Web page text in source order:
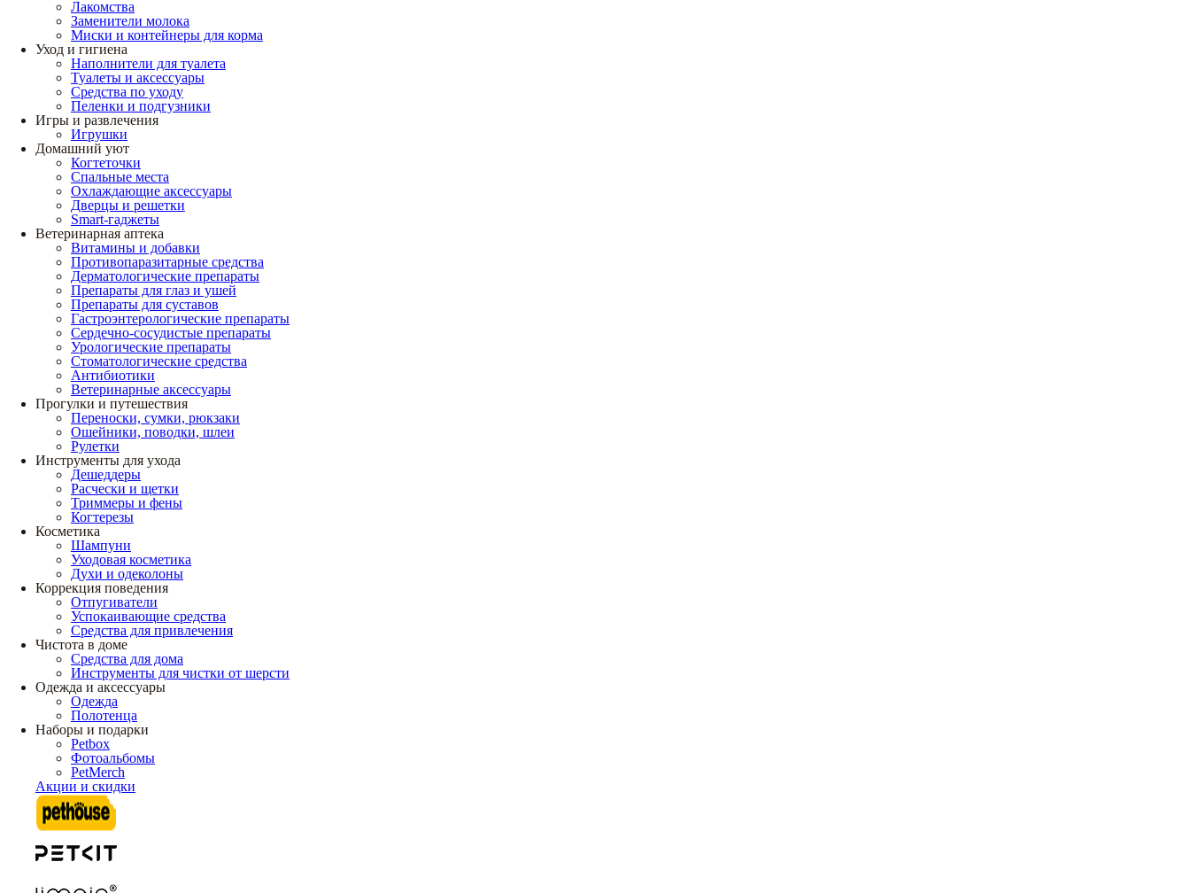
Лакомства
Заменители молока
Миски и контейнеры для корма
Уход и гигиена
Наполнители для туалета
Туалеты и аксессуары
Средства по уходу
Пеленки и подгузники
Игры и развлечения
Игрушки
Домашний уют
Когтеточки
Спальные места
Охлаждающие аксессуары
Дверцы и решетки
Smart-гаджеты
Ветеринарная аптека
Витамины и добавки
Противопаразитарные средства
Дерматологические препараты
Препараты для глаз и ушей
Препараты для суставов
Гастроэнтерологические препараты
Сердечно-сосудистые препараты
Урологические препараты
Стоматологические средства
Антибиотики
Ветеринарные аксессуары
Прогулки и путешествия
Переноски, сумки, рюкзаки
Ошейники, поводки, шлеи
Рулетки
Инструменты для ухода
Дешеддеры
Расчески и щетки
Триммеры и фены
Когтерезы
Косметика
Шампуни
Уходовая косметика
Духи и одеколоны
Коррекция поведения
Отпугиватели
Успокаивающие средства
Средства для привлечения
Чистота в доме
Средства для дома
Инструменты для чистки от шерсти
Одежда и аксессуары
Одежда
Полотенца
Наборы и подарки
Petbox
Фотоальбомы
PetMerch
Акции и скидки